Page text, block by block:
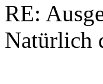
RE:
Natürlich